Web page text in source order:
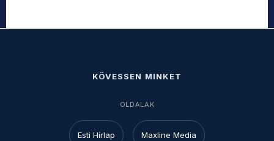
KÖVESSEN MINKET
OLDALAK
Esti Hírlap Maxline Media